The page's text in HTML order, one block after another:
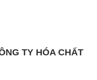
TY HÓA CHẤT